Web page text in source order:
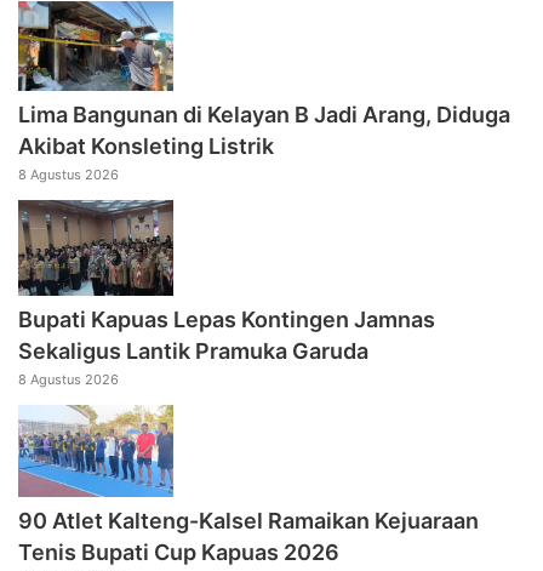
Lima Bangunan di Kelayan B Jadi Arang, Diduga
Akibat Konsleting Listrik
8 Agustus 2026
Bupati Kapuas Lepas Kontingen Jamnas
Sekaligus Lantik Pramuka Garuda
8 Agustus 2026
90 Atlet Kalteng-Kalsel Ramaikan Kejuaraan
Tenis Bupati Cup Kapuas 2026